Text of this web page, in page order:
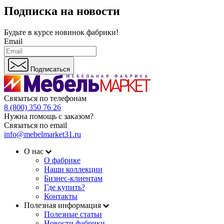
Подписка на новости
Будьте в курсе новинок фабрики!
Email
Подписаться
Связаться по телефонам
8 (800) 350 76 26
Нужна помощь с заказом?
Связаться по email
info@mebelmarket31.ru
О нас
О фабрике
Наши коллекции
Бизнес-клиентам
Где купить?
Контакты
Полезная информация
Полезные статьи